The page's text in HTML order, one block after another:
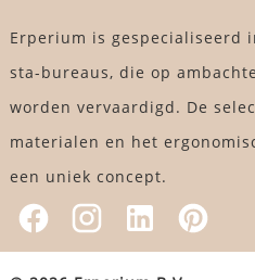
Erperium is gespecialiseerd
sta-bureaus, die op
worden vervaardigd. De
materialen en het
een uniek concept.